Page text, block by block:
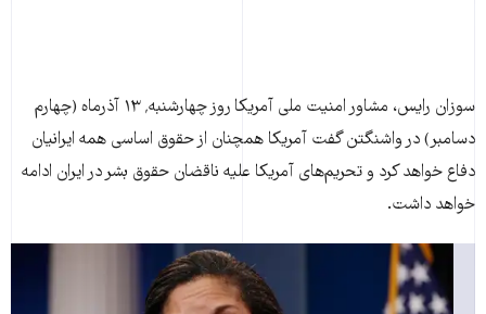
سوزان رايس، مشاور امنيت ملی آمريکا روز چهارشنبه٬ ۱۳ آذرماه (چهارم
دسامبر) در واشنگتن گفت آمريکا همچنان از حقوق اساسی همه ايرانيان
دفاع خواهد کرد و تحريم‌های آمريکا عليه ناقضان حقوق بشر در ايران ادامه
خواهد داشت.